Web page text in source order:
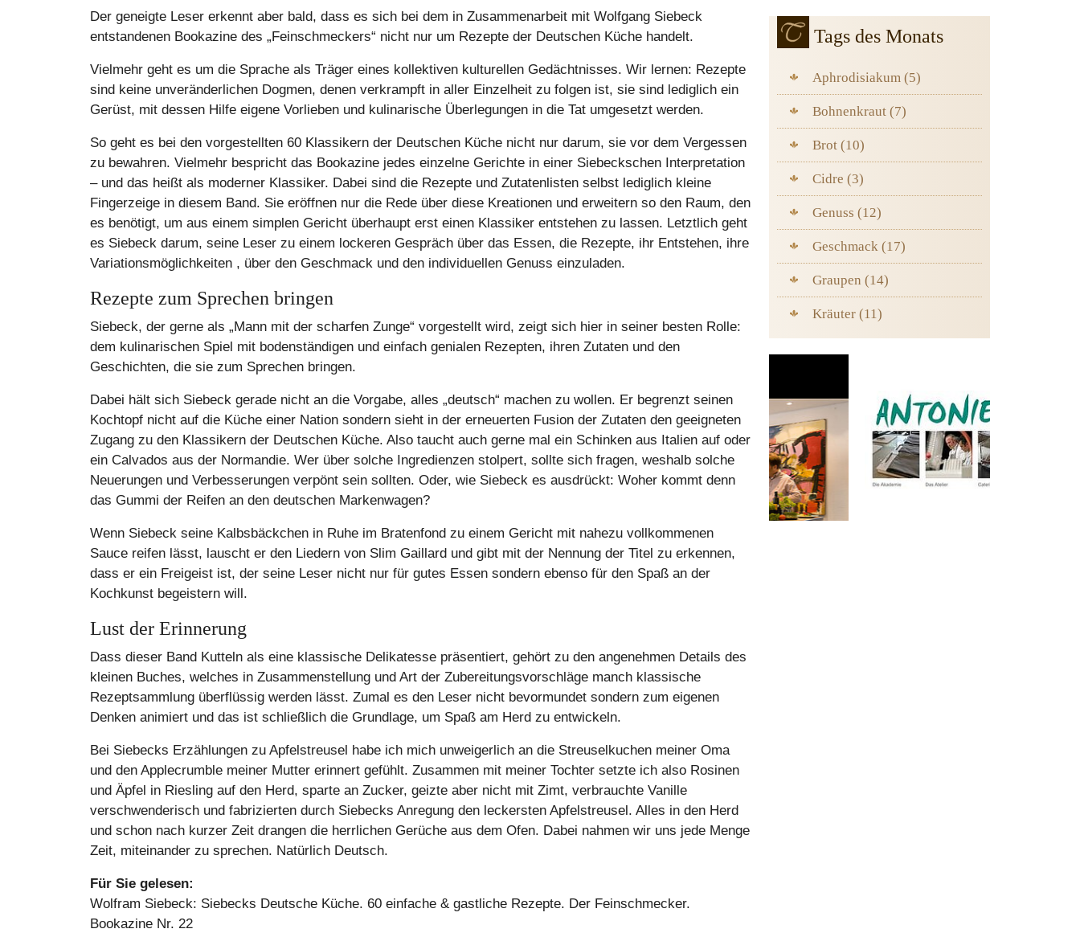
Der geneigte Leser erkennt aber bald, dass es sich bei dem in Zusammenarbeit mit Wolfgang Siebeck
entstandenen Bookazine des „Feinschmeckers“ nicht nur um Rezepte der Deutschen Küche handelt.
Vielmehr geht es um die Sprache als Träger eines kollektiven kulturellen Gedächtnisses. Wir lernen: Rezepte
sind keine unveränderlichen Dogmen, denen verkrampft in aller Einzelheit zu folgen ist, sie sind lediglich ein
Gerüst, mit dessen Hilfe eigene Vorlieben und kulinarische Überlegungen in die Tat umgesetzt werden.
So geht es bei den vorgestellten 60 Klassikern der Deutschen Küche nicht nur darum, sie vor dem Vergessen
zu bewahren. Vielmehr bespricht das Bookazine jedes einzelne Gerichte in einer Siebeckschen Interpretation
– und das heißt als moderner Klassiker. Dabei sind die Rezepte und Zutatenlisten selbst lediglich kleine
Fingerzeige in diesem Band. Sie eröffnen nur die Rede über diese Kreationen und erweitern so den Raum, den
es benötigt, um aus einem simplen Gericht überhaupt erst einen Klassiker entstehen zu lassen. Letztlich geht
es Siebeck darum, seine Leser zu einem lockeren Gespräch über das Essen, die Rezepte, ihr Entstehen, ihre
Variationsmöglichkeiten , über den Geschmack und den individuellen Genuss einzuladen.
Rezepte zum Sprechen bringen
Siebeck, der gerne als „Mann mit der scharfen Zunge“ vorgestellt wird, zeigt sich hier in seiner besten Rolle:
dem kulinarischen Spiel mit bodenständigen und einfach genialen Rezepten, ihren Zutaten und den
Geschichten, die sie zum Sprechen bringen.
Dabei hält sich Siebeck gerade nicht an die Vorgabe, alles „deutsch“ machen zu wollen. Er begrenzt seinen
Kochtopf nicht auf die Küche einer Nation sondern sieht in der erneuerten Fusion der Zutaten den geeigneten
Zugang zu den Klassikern der Deutschen Küche. Also taucht auch gerne mal ein Schinken aus Italien auf oder
ein Calvados aus der Normandie. Wer über solche Ingredienzen stolpert, sollte sich fragen, weshalb solche
Neuerungen und Verbesserungen verpönt sein sollten. Oder, wie Siebeck es ausdrückt: Woher kommt denn
das Gummi der Reifen an den deutschen Markenwagen?
Wenn Siebeck seine Kalbsbäckchen in Ruhe im Bratenfond zu einem Gericht mit nahezu vollkommenen
Sauce reifen lässt, lauscht er den Liedern von Slim Gaillard und gibt mit der Nennung der Titel zu erkennen,
dass er ein Freigeist ist, der seine Leser nicht nur für gutes Essen sondern ebenso für den Spaß an der
Kochkunst begeistern will.
Lust der Erinnerung
Dass dieser Band Kutteln als eine klassische Delikatesse präsentiert, gehört zu den angenehmen Details des
kleinen Buches, welches in Zusammenstellung und Art der Zubereitungsvorschläge manch klassische
Rezeptsammlung überflüssig werden lässt. Zumal es den Leser nicht bevormundet sondern zum eigenen
Denken animiert und das ist schließlich die Grundlage, um Spaß am Herd zu entwickeln.
Bei Siebecks Erzählungen zu Apfelstreusel habe ich mich unweigerlich an die Streuselkuchen meiner Oma
und den Applecrumble meiner Mutter erinnert gefühlt. Zusammen mit meiner Tochter setzte ich also Rosinen
und Äpfel in Riesling auf den Herd, sparte an Zucker, geizte aber nicht mit Zimt, verbrauchte Vanille
verschwenderisch und fabrizierten durch Siebecks Anregung den leckersten Apfelstreusel. Alles in den Herd
und schon nach kurzer Zeit drangen die herrlichen Gerüche aus dem Ofen. Dabei nahmen wir uns jede Menge
Zeit, miteinander zu sprechen. Natürlich Deutsch.
Für Sie gelesen:
Wolfram Siebeck: Siebecks Deutsche Küche. 60 einfache & gastliche Rezepte. Der Feinschmecker.
Bookazine Nr. 22
Tags des Monats
Aphrodisiakum (5)
Bohnenkraut (7)
Brot (10)
Cidre (3)
Genuss (12)
Geschmack (17)
Graupen (14)
Kräuter (11)